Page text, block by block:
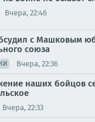
Вчера, 22:46
с Машковым
союза
Вчера, 22:36
наших бойцов
Вчера, 22:33